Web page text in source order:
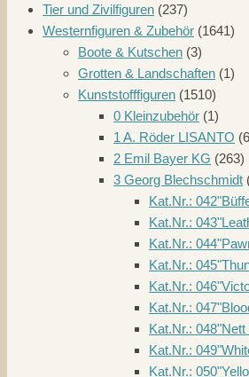
Tier und Zivilfiguren (237)
Westernfiguren & Zubehör (1641)
Boote & Kutschen (3)
Grotten & Landschaften (1)
Kunststofffiguren (1510)
0 Kleinzubehör (1)
1 A. Röder LISANTO
2 Emil Bayer KG (263)
3 Georg Blechschmidt
Kat.Nr.:
Kat.Nr.:
Kat.Nr.:
Kat.Nr.:
Kat.Nr.:
Kat.Nr.:
Kat.Nr.: 048"Nett
Kat.Nr.:
Kat.Nr.: